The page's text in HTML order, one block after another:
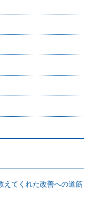
えてくれた改善への道筋